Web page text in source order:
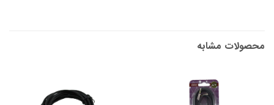
محصولات مشابه